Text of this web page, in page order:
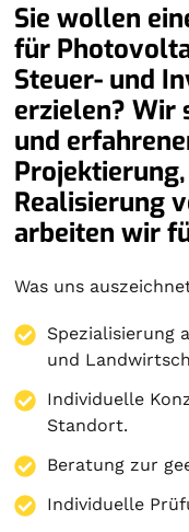
Sie wollen
für
Steuer- und
erzielen? Wir
und
Realisierung
arbeiten wir
Was uns
Spezialisierung
und
Individuelle
Standort.
Beratung zur
Individuelle